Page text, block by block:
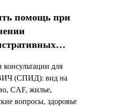
помощь при
для
(СПИД): вид на
CAF, жилье,
вопросы, здоровье